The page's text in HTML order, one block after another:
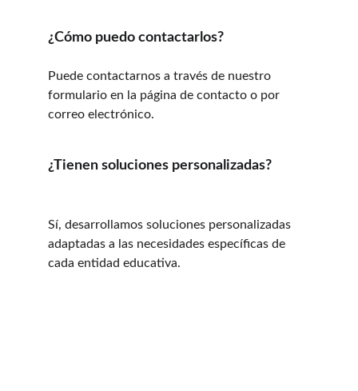
¿Cómo puedo contactarlos?
Puede contactarnos a través de nuestro
formulario en la página de contacto o por
correo electrónico.
¿Tienen soluciones personalizadas?
Sí, desarrollamos soluciones personalizadas
adaptadas a las necesidades específicas de
cada entidad educativa.